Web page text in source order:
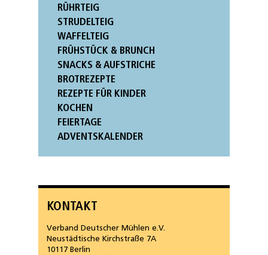
RÜHRTEIG
STRUDELTEIG
WAFFELTEIG
FRÜHSTÜCK & BRUNCH
SNACKS & AUFSTRICHE
BROTREZEPTE
REZEPTE FÜR KINDER
KOCHEN
FEIERTAGE
ADVENTSKALENDER
KONTAKT
Verband Deutscher Mühlen e.V.
Neustädtische Kirchstraße 7A
10117 Berlin